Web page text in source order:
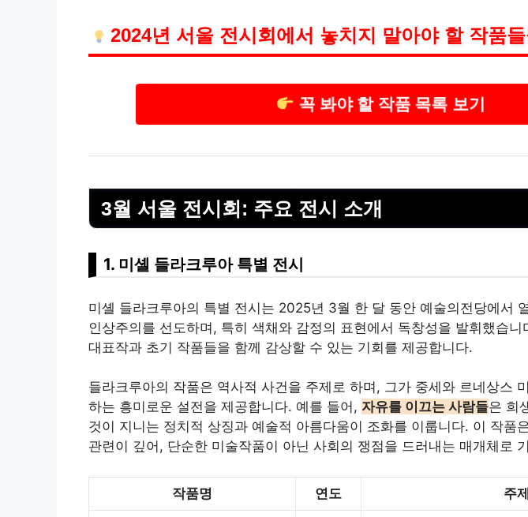
2024년 서울 전시회에서 놓치지 말아야 할 작품
꼭 봐야 할 작품 목록 보기
3월 서울 전시회: 주요 전시 소개
1. 미셸 들라크루아 특별 전시
미셸 들라크루아의 특별 전시는 2025년 3월 한 달 동안 예술의전당에서
인상주의를 선도하며, 특히 색채와 감정의 표현에서 독창성을 발휘했습니
대표작과 초기 작품들을 함께 감상할 수 있는 기회를 제공합니다.
들라크루아의 작품은 역사적 사건을 주제로 하며, 그가 중세와 르네상스
하는 흥미로운 설전을 제공합니다. 예를 들어, 자유를 이끄는 사람들은 희
것이 지니는 정치적 상징과 예술적 아름다움이 조화를 이룹니다. 이 작품
관련이 깊어, 단순한 미술작품이 아닌 사회의 쟁점을 드러내는 매개체로
작품명 연도 주